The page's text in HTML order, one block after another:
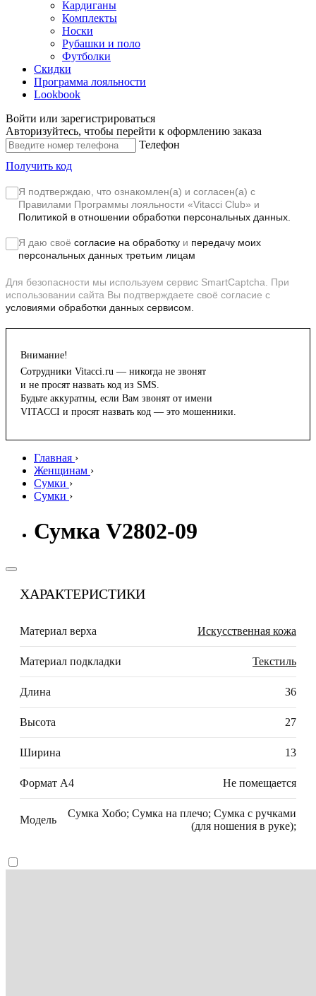
Кардиганы
Комплекты
Носки
Рубашки и поло
Футболки
Скидки
Программа лояльности
Lookbook
Войти или зарегистрироваться
Авторизуйтесь, чтобы перейти к оформлению заказа
Телефон
Получить код
Я подтверждаю, что ознакомлен(а) и согласен(а) с
Правилами Программы лояльности «Vitacci Club» и
Политикой в отношении обработки персональных данных.
Я даю своё согласие на обработку и передачу моих
персональных данных третьим лицам
Для безопасности мы используем сервис SmartCaptcha. При
использовании сайта Вы подтверждаете своё согласие с
условиями обработки данных сервисом.
Внимание!
Сотрудники Vitacci.ru — никогда не звонят
и не просят назвать код из SMS.
Будьте аккуратны, если Вам звонят от имени
VITACCI и просят назвать код — это мошенники.
Главная ›
Женщинам ›
Сумки ›
Сумки ›
Сумка V2802-09
ХАРАКТЕРИСТИКИ
Материал верха Искусственная кожа
Материал подкладки Текстиль
Длина 36
Высота 27
Ширина 13
Формат А4 Не помещается
Модель
Сумка Хобо; Сумка на плечо; Сумка с ручками
(для ношения в руке);